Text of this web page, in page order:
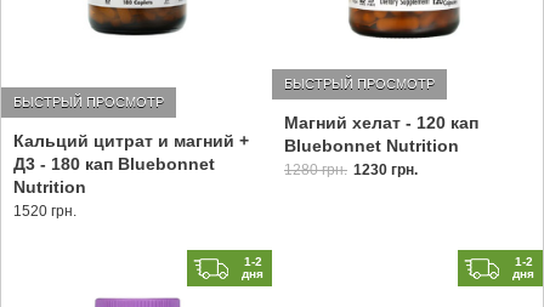
Кальций цитрат и магний +
Д3 - 180 кап Bluebonnet
Nutrition
БЫСТРЫЙ ПРОСМОТР
1520 грн.
Магний хелат - 120 кап
Bluebonnet Nutrition
БЫСТРЫЙ ПРОСМОТР
1280 грн. 1230 грн.
1-2
дня
1-2
дня